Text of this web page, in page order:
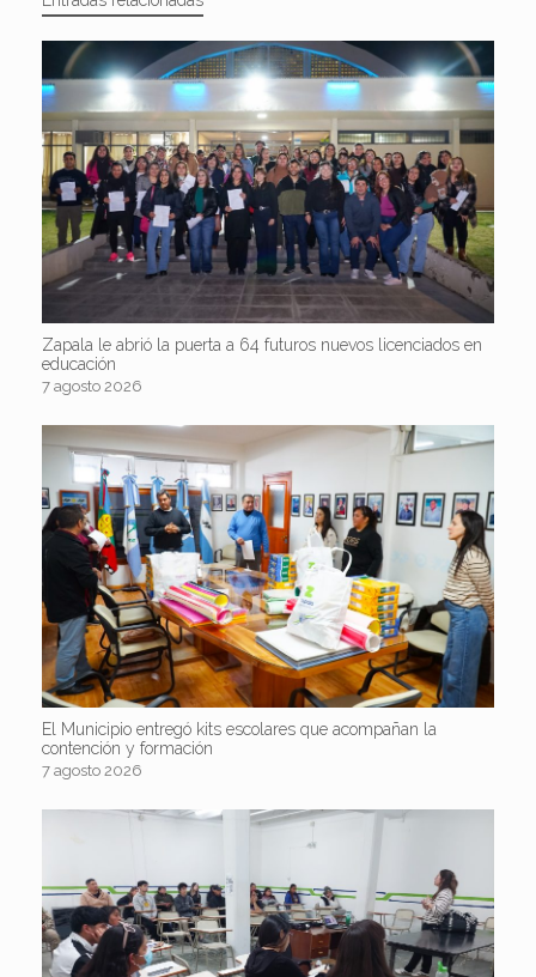
Zapala le abrió la puerta a 64 futuros nuevos licenciados en
educación
7 agosto 2026
El Municipio entregó kits escolares que acompañan la
contención y formación
7 agosto 2026